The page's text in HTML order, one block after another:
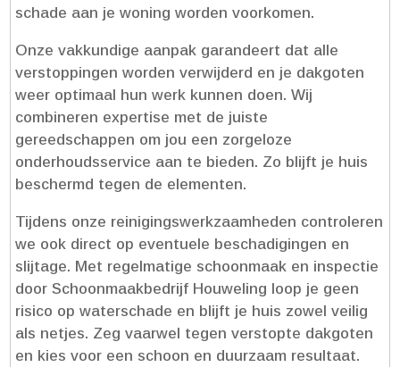
schade aan je woning worden voorkomen.​
Onze vakkundige aanpak garandeert dat alle
verstoppingen worden verwijderd en je dakgoten
weer optimaal hun werk kunnen doen.​ Wij
combineren expertise met de juiste
gereedschappen om jou een zorgeloze
onderhoudsservice aan te bieden.​ Zo blijft je huis
beschermd tegen de elementen.​
Tijdens onze reinigingswerkzaamheden controleren
we ook direct op eventuele beschadigingen en
slijtage.​ Met regelmatige schoonmaak en inspectie
door Schoonmaakbedrijf Houweling loop je geen
risico op waterschade en blijft je huis zowel veilig
als netjes.​ Zeg vaarwel tegen verstopte dakgoten
en kies voor een schoon en duurzaam resultaat.​